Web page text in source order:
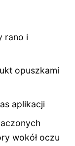
rano i
opuszkami
aplikacji
wokół oczu